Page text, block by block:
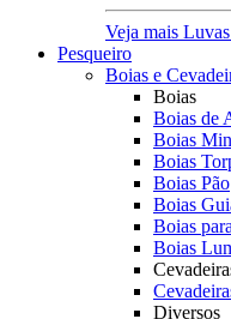
Veja mais
Pesqueiro
Boias e
Boias
Boias de
Boias
Boias
Boias Pão
Boias
Boias
Boias
Diversos